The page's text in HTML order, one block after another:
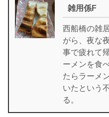
雑用係F
西船橋の雑
がら、夜な
事で疲れて
ーメンを食
たらラーメ
いたという
る。